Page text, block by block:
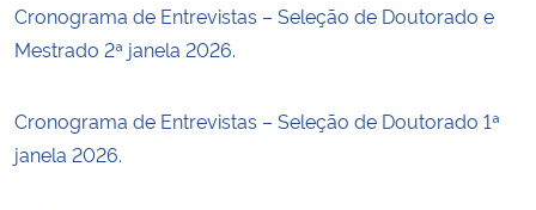
Cronograma de Entrevistas – Seleção de Doutorado e
Mestrado 2ª janela 2026.
Cronograma de Entrevistas – Seleção de Doutorado 1ª
janela 2026.